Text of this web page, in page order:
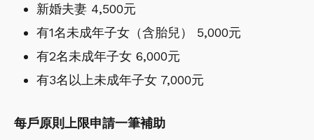
新婚夫妻 4,500元
有1名未成年子女（含胎兒） 5,000元
有2名未成年子女 6,000元
有3名以上未成年子女 7,000元
每戶原則上限申請一筆補助